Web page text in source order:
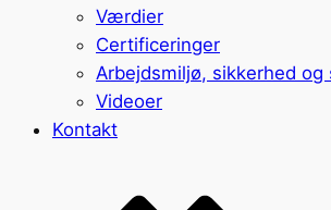
Værdier
Certificeringer
Arbejdsmiljø, sikkerhed og
Videoer
Kontakt